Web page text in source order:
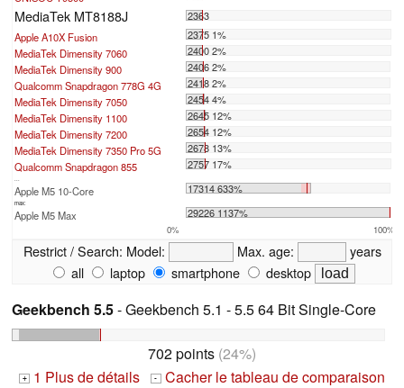
MediaTek MT8188J
2363
Apple A10X Fusion
2375 1%
MediaTek Dimensity 7060
2400 2%
MediaTek Dimensity 900
2406 2%
Qualcomm Snapdragon 778G 4G
2418 2%
MediaTek Dimensity 7050
2454 4%
MediaTek Dimensity 1100
2645 12%
MediaTek Dimensity 7200
2654 12%
MediaTek Dimensity 7350 Pro 5G
2678 13%
Qualcomm Snapdragon 855
2757 17%
...
Apple M5 10-Core 17314 633%
max:
Apple M5 Max 29226 1137%
0% 100%
Restrict / Search: Model: Max. age:
years
all
laptop smartphone desktop
Geekbench 5.5- Geekbench 5.1 - 5.5 64 Bit Single-Core
702 points (24%)
+ 1 Plus de détails - Cacher le tableau de comparaison